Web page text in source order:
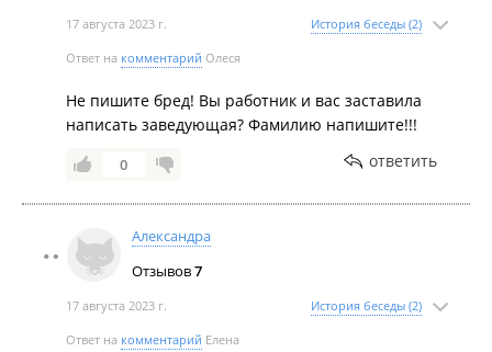
17 августа 2023 г. История беседы (2)
Ответ на комментарий Олеся
Не пишите бред! Вы работник и вас заставила
написать заведующая? Фамилию напишите!!!
0 ответить
Александра
Отзывов7
17 августа 2023 г. История беседы (2)
Ответ на комментарий Елена